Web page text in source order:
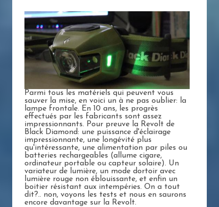
Parmi tous les matériels qui peuvent vous
sauver la mise, en voici un à ne pas oublier: la
lampe frontale. En 10 ans, les progrès
effectués par les fabricants sont assez
impressionnants. Pour preuve la Revolt de
Black Diamond: une puissance d'éclairage
impressionnante, une longévité plus
qu'intéressante, une alimentation par piles ou
batteries rechargeables (allume cigare,
ordinateur portable ou capteur solaire). Un
variateur de lumière, un mode dortoir avec
lumière rouge non éblouissante, et enfin un
boitier résistant aux intempéries. On a tout
dit?.. non, voyons les tests et nous en saurons
encore davantage sur la Revolt.